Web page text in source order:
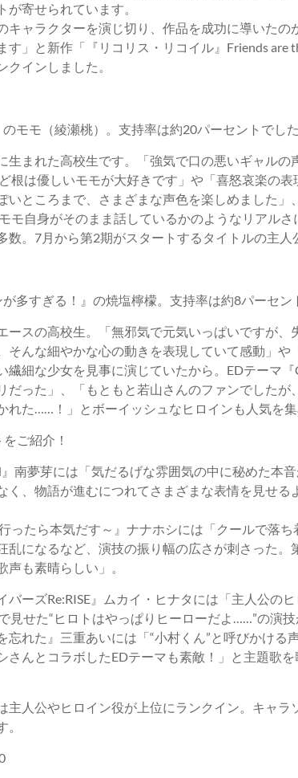
が寄せられています。
キャラクターを演じ切り、作品を成功に導いた
す」と新作「『リコリス・リコイル』Friends are
クインしました。
モモ（綾瀬桃）。支持率は約20パーセントでした
生まれた高校生です。「強気で口の悪いギャルの
根は優しいモモが大好きです」や「喜怒哀楽の表
いところまで、さまざまな声色を楽しめました」
モ自身がそのまま話しているかのようなリアル
数。7月から第2期がスタートするタイトルの主人
多すぎる！』の焼塩檸檬。支持率は約8パーセン
ースの高校生。「無邪気で元気いっぱいですが、
そんな細やかな心の動きを表現していて感動」や
繊細な少女を見事に演じていたから。EDテーマ『
だった」、「もともと若山さんのファンでしたが
れた……！」とボーイッシュなヒロインも人気を集
ご紹介！
』南夢芽には「気だるげな雰囲気の中に秘めた本
く、物語が進むにつれてさまざまな表情を見せる
ったら本気だす～』ナナホシには「クールで落
乱になるなど、演技の振り幅の広さが刺さった。
も素晴らしい」。
バーズRe:RISE』ムカイ・ヒナタには「主人公の
見せた“ヒロトはやっぱりヒーローだよ……”の演技
忘れた』三重あいには「“小村くん”と呼びかける
さんとコラボしたEDテーマも素敵！」と主題歌
主人公やヒロイン役が上位にランクイン。キャラ